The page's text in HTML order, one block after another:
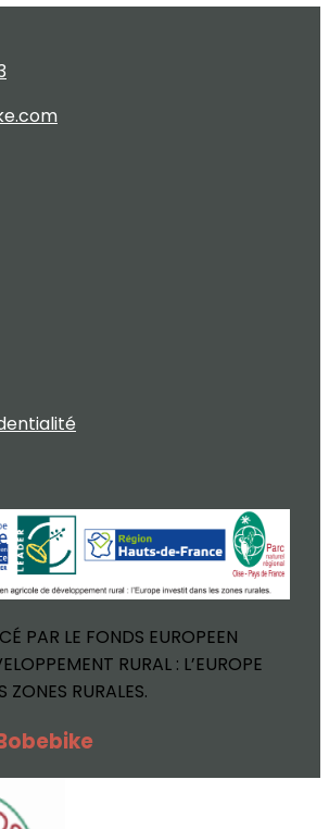
PAR LE FONDS EUROPEEN
RURAL : L’EUROPE
ZONES RURALES.